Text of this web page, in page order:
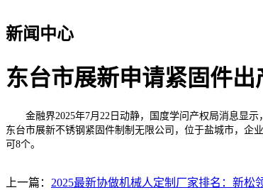
新闻中心
东台市展新申请紧固件
金融界2025年7月22日动静，国度学问产权局消息显示
东台市展新不锈钢紧固件制制无限公司，位于盐城市，企
可8个。
上一篇： 2025最新协做机械人定制厂家排名：新松